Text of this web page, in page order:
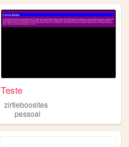
Teste
zirtieboosites
pessoal